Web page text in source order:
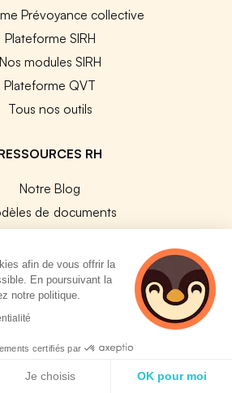
Prévoyance collective
Plateforme SIRH
Nos modules SIRH
Plateforme QVT
Tous nos outils
RH
Notre Blog
de documents
collectives
codes APE / NAF
Base des métiers
PMSS par année
Bureaux CPAM
afin de vous offrir la
En poursuivant la
notre politique.
certifiés par
Je choisis OK pour moi
2 personnes
consultent
actuellement cette